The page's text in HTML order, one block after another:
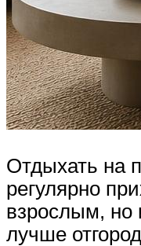
Отдыхать на
регулярно
взрослым, но
лучше